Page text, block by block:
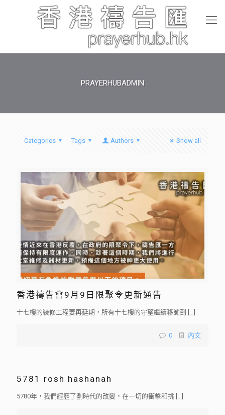
PRAYERHUBADMIN
Categories Tags Authors Show all
香港禱告會9月9日限聚令更新通告
十七樓的裝修工程要再延期，所有十七樓的守望繼續移師到 […]
0 內文
5781 rosh hashanah
5780年，我們經歷了劃時代的改變，在一切的衝擊和挑 […]